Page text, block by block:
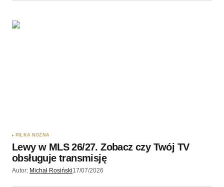
PIŁKA NOŻNA
Lewy w MLS 26/27. Zobacz czy Twój TV
obsługuje transmisję
Autor: Michał Rosiński17/07/2026